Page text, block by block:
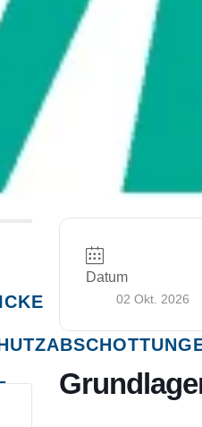
Datum
02 Okt. 2026